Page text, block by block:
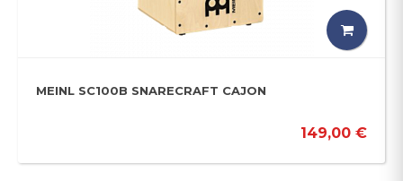
MEINL SC100B SNARECRAFT CAJON
149,00 €